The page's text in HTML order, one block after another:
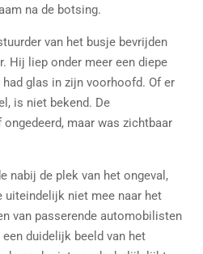
na de botsing.
van het busje bevrijden
Hij liep onder meer een diepe
glas in zijn voorhoofd. Of er
is niet bekend. De
maar was zichtbaar
nabij de plek van het ongeval,
uiteindelijk niet mee naar het
van passerende automobilisten
duidelijk beeld van het